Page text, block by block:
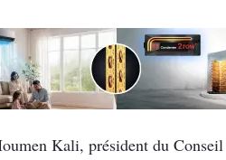
Kali, président du